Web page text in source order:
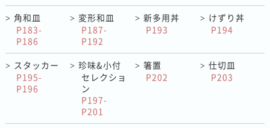
> 角和皿
P183-
P186
> 変形和皿
P187-
P192
> 新多用丼
P193
> けずり丼
P194
> スタッカー
P195-
P196
>珍味&小付
セレクショ
ン
P197-
P201
> 箸置
P202
> 仕切皿
P203